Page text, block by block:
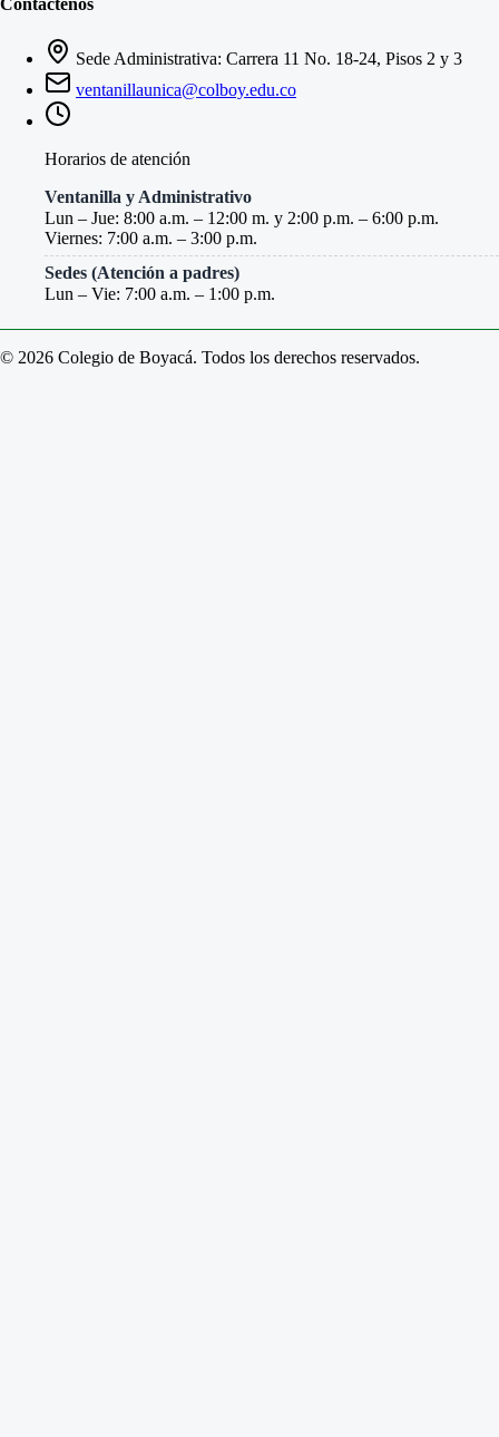
Contáctenos
Sede Administrativa: Carrera 11 No. 18-24, Pisos 2 y 3
ventanillaunica@colboy.edu.co
Horarios de atención
Ventanilla y Administrativo
Lun – Jue: 8:00 a.m. – 12:00 m. y 2:00 p.m. – 6:00 p.m.
Viernes: 7:00 a.m. – 3:00 p.m.
Sedes (Atención a padres)
Lun – Vie: 7:00 a.m. – 1:00 p.m.
© 2026 Colegio de Boyacá. Todos los derechos reservados.